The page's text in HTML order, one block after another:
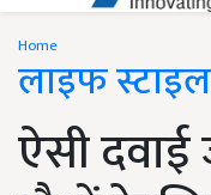
Home
लाइफ स्टाइल
ऐसी दवाई